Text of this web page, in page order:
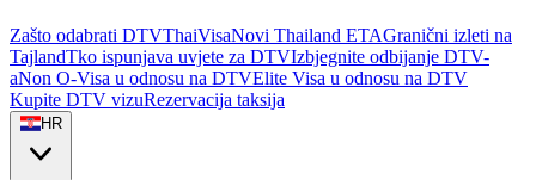
Zašto odabrati DTVThaiVisaNovi Thailand ETAGranični izleti na
TajlandTko ispunjava uvjete za DTVIzbjegnite odbijanje DTV-
aNon O-Visa u odnosu na DTVElite Visa u odnosu na DTV
Kupite DTV vizuRezervacija taksija
HR